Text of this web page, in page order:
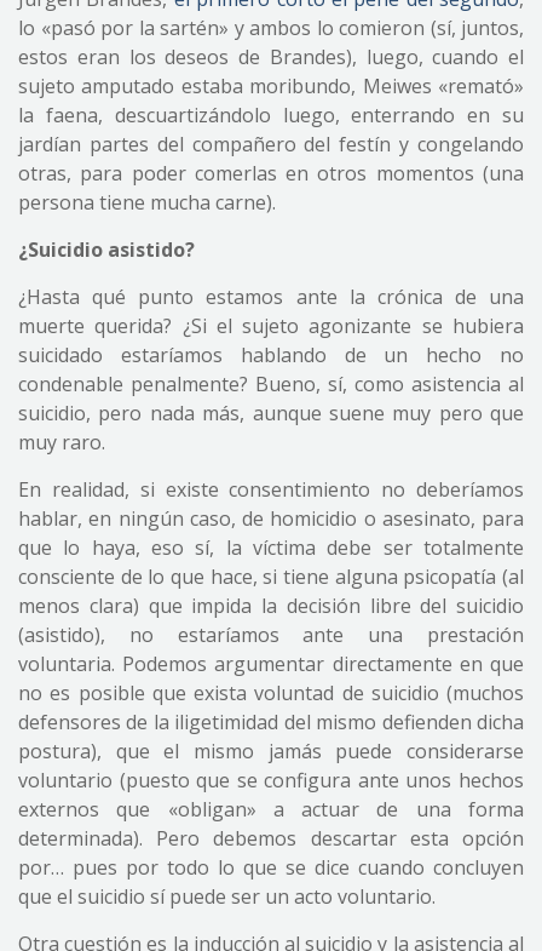
lo «pasó por la sartén» y ambos lo comieron (sí, juntos,
estos eran los deseos de Brandes), luego, cuando el
sujeto amputado estaba moribundo, Meiwes «remató»
la faena, descuartizándolo luego, enterrando en su
jardían partes del compañero del festín y congelando
otras, para poder comerlas en otros momentos (una
persona tiene mucha carne).
¿Suicidio asistido?
¿Hasta qué punto estamos ante la crónica de una
muerte querida? ¿Si el sujeto agonizante se hubiera
suicidado estaríamos hablando de un hecho no
condenable penalmente? Bueno, sí, como asistencia al
suicidio, pero nada más, aunque suene muy pero que
muy raro.
En realidad, si existe consentimiento no deberíamos
hablar, en ningún caso, de homicidio o asesinato, para
que lo haya, eso sí, la víctima debe ser totalmente
consciente de lo que hace, si tiene alguna psicopatía (al
menos clara) que impida la decisión libre del suicidio
(asistido), no estaríamos ante una prestación
voluntaria. Podemos argumentar directamente en que
no es posible que exista voluntad de suicidio (muchos
defensores de la iligetimidad del mismo defienden dicha
postura), que el mismo jamás puede considerarse
voluntario (puesto que se configura ante unos hechos
externos que «obligan» a actuar de una forma
determinada). Pero debemos descartar esta opción
por… pues por todo lo que se dice cuando concluyen
que el suicidio sí puede ser un acto voluntario.
Otra cuestión es la inducción al suicidio y la asistencia al